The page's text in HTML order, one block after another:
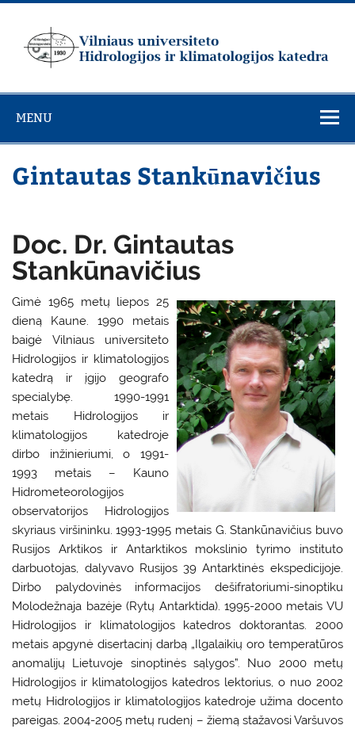
Skip
universiteto
Hidrologijos ir
klimatologijos
katedra
MENU
Gintautas Stankūnavičius
Doc. Dr. Gintautas
Stankūnavičius
Gimė 1965 metų liepos 25
dieną Kaune. 1990 metais
baigė Vilniaus universiteto
Hidrologijos ir klimatologijos
katedrą ir įgijo geografo
specialybę. 1990-1991
metais Hidrologijos ir
klimatologijos katedroje
dirbo inžinieriumi, o 1991-
1993 metais – Kauno
Hidrometeorologijos
observatorijos Hidrologijos
skyriaus viršininku. 1993-1995 metais G. Stankūnavičius buvo
Rusijos Arktikos ir Antarktikos mokslinio tyrimo instituto
darbuotojas, dalyvavo Rusijos 39 Antarktinės ekspedicijoje.
Dirbo palydovinės informacijos dešifratoriumi-sinoptiku
Molodežnaja bazėje (Rytų Antarktida). 1995-2000 metais VU
Hidrologijos ir klimatologijos katedros doktorantas. 2000
metais apgynė disertacinį darbą „Ilgalaikių oro temperatūros
anomalijų Lietuvoje sinoptinės sąlygos”. Nuo 2000 metų
Hidrologijos ir klimatologijos katedros lektorius, o nuo 2002
metų Hidrologijos ir klimatologijos katedroje užima docento
pareigas. 2004-2005 metų rudenį – žiemą stažavosi Varšuvos